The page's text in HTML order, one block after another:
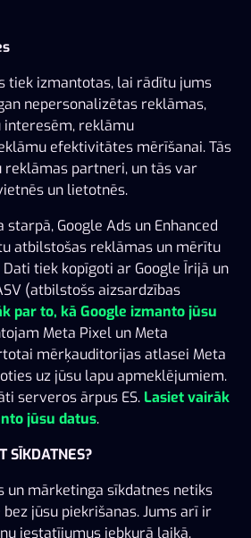
& Wild Fresh Fruit Deluxe
tiek izmantotas, lai rādītu jums
nepersonalizētas reklāmas,
interesēm, reklāmu
efektivitātes mērīšanai. Tās
reklāmas partneri, un tās var
un lietotnēs.
Google Ads un Enhanced
atbilstošas reklāmas un mērītu
tiek kopīgoti ar Google Īrijā un
(atbilstošs aizsardzības
par to, kā Google izmanto jūsu
Meta Pixel un Meta
mērķauditorijas atlasei Meta
uz jūsu lapu apmeklējumiem.
serveros ārpus ES. Lasiet vairāk
jūsu datus.
SĪKDATNES?
un mārketinga sīkdatnes netiks
jūsu piekrišanas. Jums arī ir
iestatījumus jebkurā laikā.